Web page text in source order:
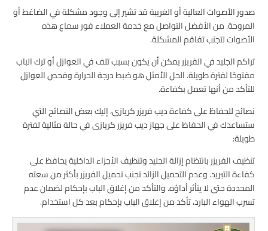
صدور الأصوات العالية أو الغريبة قد تشير إلى وجود مشكلة في الضاغط أو
المروحة. من الأفضل التواصل مع خدمة العملاء فور سماع هذه
الأصوات لتجنب تفاقم المشكلة.
تراكم الجليد في الفريزر يمكن أن يكون بسبب تلف في العوازل أو ترك الباب
مفتوحًا لفترة طويلة. الحل الأمثل هو ضبط درجة الحرارة وفحص العوازل
للتأكد من أنها تعمل بكفاءة.
نصائح للحفاظ على كفاءة ديب فريزر كريازى، إليك بعض النصائح التي
ستساعدك في الحفاظ على جهاز ديب فريزر كريازى في حالة مثالية لفترة
طويلة:
تنظيف الفريزر بانتظام إزالة الجليد وتنظيف الأجزاء الداخلية يحافظ على
كفاءة التبريد. وعدم التحميل الزائد تجنب تحميل الفريزر بأكثر من سعته
المحددة حتى لا يتأثر أداؤه. والتأكد من إغلاق الباب بإحكام لضمان عدم
تسرب الهواء البارد، تأكد من إغلاق الباب بإحكام بعد كل استخدام.